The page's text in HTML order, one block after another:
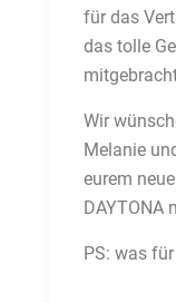
für das
das tolle
Wir
Melanie
eurem
DAYTONA
PS: was